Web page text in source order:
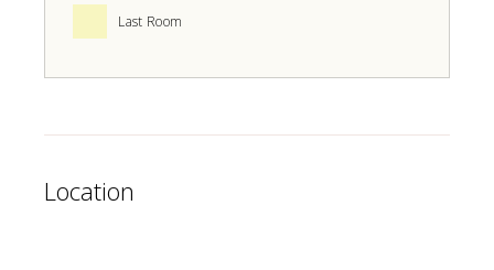
Last Room
Location